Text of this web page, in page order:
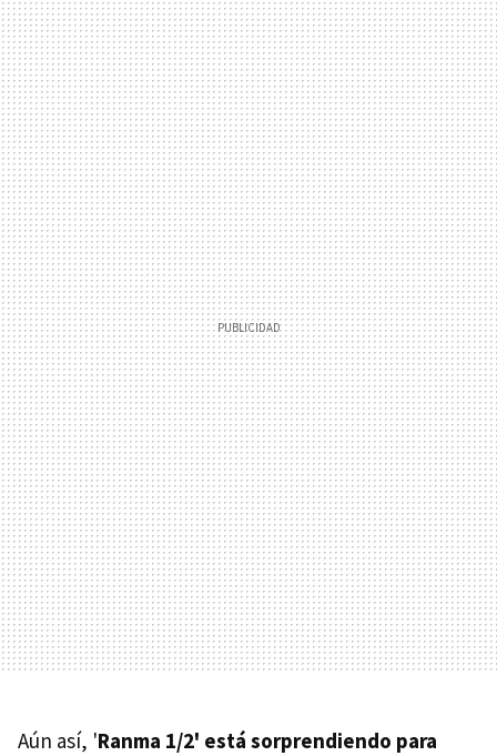
Aún así, 'Ranma 1/2' está sorprendiendo para